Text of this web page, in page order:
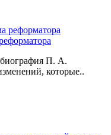
биография П. А.
которые..